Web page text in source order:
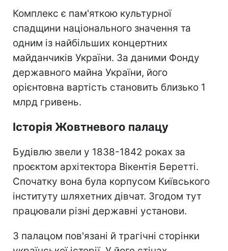
Комплекс є пам'яткою культурної
спадщини національного значення та
одним із найбільших концертних
майданчиків України. За даними Фонду
державного майна України, його
орієнтовна вартість становить близько 1
млрд гривень.
Історія Жовтневого палацу
Будівлю звели у 1838-1842 роках за
проєктом архітектора Вікентія Беретті.
Спочатку вона була корпусом Київського
інституту шляхетних дівчат. Згодом тут
працювали різні державні установи.
З палацом пов'язані й трагічні сторінки